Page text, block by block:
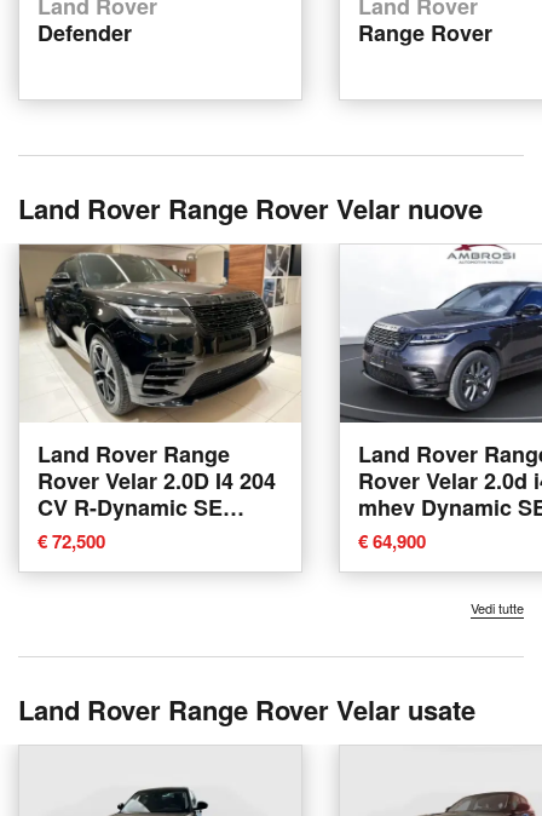
Land Rover
Defender
Land Rover
Range Rover
Land Rover Range Rover Velar nuove
Land Rover Range
Rover Velar 2.0D I4 204
CV R-Dynamic SE
nuova a Modena
€ 72,500
Land Rover
Rover Velar 2.0d
mhev Dynamic
204cv auto
Corciano
€ 64,900
Vedi tutte
Land Rover Range Rover Velar usate